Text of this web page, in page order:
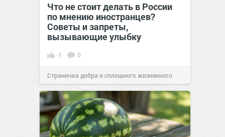
Что не стоит делать в России
по мнению иностранцев?
Советы и запреты,
вызывающие улыбку
-1 0
Страничка добра и сплошного жизненного
позитива!00:2907 авг 2026